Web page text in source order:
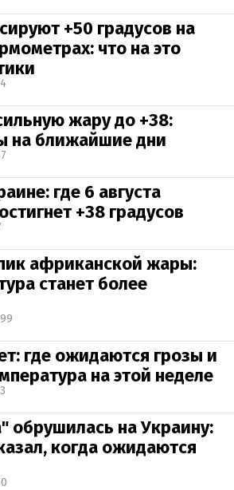
+50 градусов на
что на это
жару до +38:
на ближайшие дни
где 6 августа
+38 градусов
африканской жары:
станет более
где ожидаются грозы и
на этой неделе
обрушилась на Украину:
когда ожидаются